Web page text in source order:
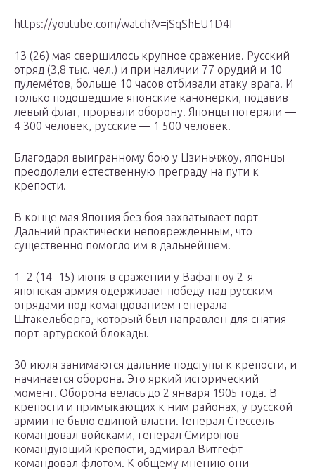
https://youtube.com/watch?v=jSqShEU1D4I
13 (26) мая свершилось крупное сражение. Русский
отряд (3,8 тыс. чел.) и при наличии 77 орудий и 10
пулемётов, больше 10 часов отбивали атаку врага. И
только подошедшие японские канонерки, подавив
левый флаг, прорвали оборону. Японцы потеряли —
4 300 человек, русские — 1 500 человек.
Благодаря выигранному бою у Цзиньчжоу, японцы
преодолели естественную преграду на пути к
крепости.
В конце мая Япония без боя захватывает порт
Дальний практически неповрежденным, что
существенно помогло им в дальнейшем.
1−2 (14−15) июня в сражении у Вафангоу 2-я
японская армия одерживает победу над русским
отрядами под командованием генерала
Штакельберга, который был направлен для снятия
порт-артурской блокады.
30 июля занимаются дальние подступы к крепости, и
начинается оборона. Это яркий исторический
момент. Оборона велась до 2 января 1905 года. В
крепости и примыкающих к ним районах, у русской
армии не было единой власти. Генерал Стессель —
командовал войсками, генерал Смиронов —
командующий крепости, адмирал Витгефт —
командовал флотом. К общему мнению они